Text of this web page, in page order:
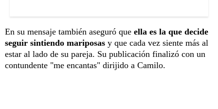
En su mensaje también aseguró que ella es la que decide
seguir sintiendo mariposas y que cada vez siente más al
estar al lado de su pareja. Su publicación finalizó con un
contundente "me encantas" dirijido a Camilo.